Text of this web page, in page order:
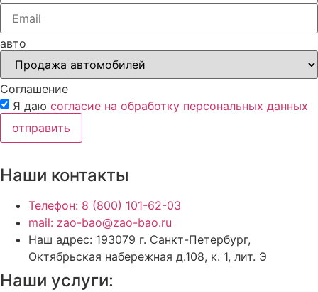
авто
Соглашение
Я даю согласие на обработку персональных данных
отправить
Наши контакты
Телефон: 8 (800) 101-62-03
mail: zao-bao@zao-bao.ru
Наш адрес: 193079 г. Санкт-Петербург,
Октябрьская набережная д.108, к. 1, лит. Э
Наши услуги: